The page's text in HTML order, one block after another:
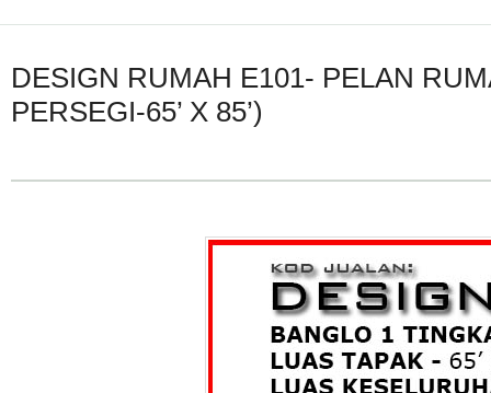
DESIGN RUMAH E101- PELAN
PERSEGI-65’ X 85’)